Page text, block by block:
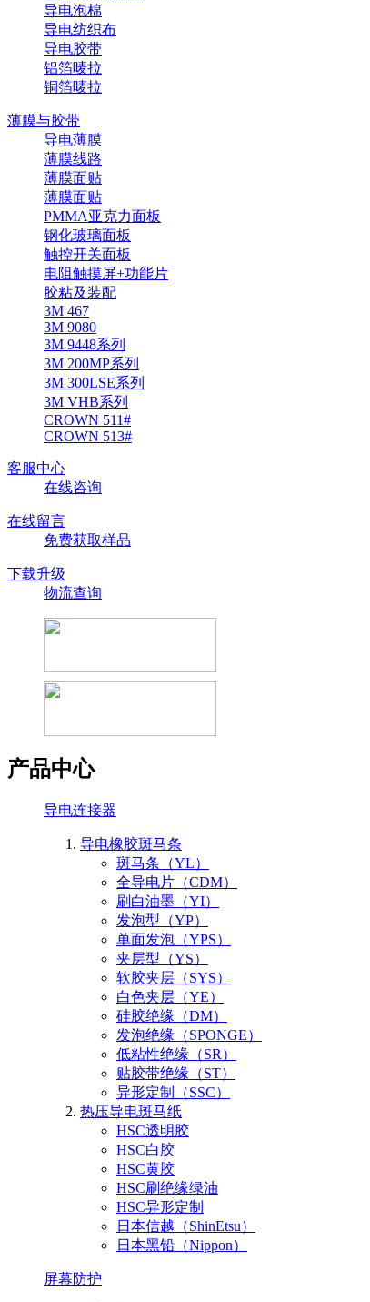
导电泡棉
导电纺织布
导电胶带
铝箔唛拉
铜箔唛拉
薄膜与胶带
导电薄膜
薄膜线路
薄膜面贴
薄膜面贴
PMMA亚克力面板
钢化玻璃面板
触控开关面板
电阻触摸屏+功能片
胶粘及装配
3M 467
3M 9080
3M 9448系列
3M 200MP系列
3M 300LSE系列
3M VHB系列
CROWN 511#
CROWN 513#
客服中心
在线咨询
在线留言
免费获取样品
下载升级
物流查询
产品中心
导电连接器
导电橡胶斑马条
斑马条（YL）
全导电片（CDM）
刷白油墨（YI）
发泡型（YP）
单面发泡（YPS）
夹层型（YS）
软胶夹层（SYS）
白色夹层（YE）
硅胶绝缘（DM）
发泡绝缘（SPONGE）
低粘性绝缘（SR）
贴胶带绝缘（ST）
异形定制（SSC）
热压导电斑马纸
HSC透明胶
HSC白胶
HSC黄胶
HSC刷绝缘绿油
HSC异形定制
日本信越（ShinEtsu）
日本黑铅（Nippon）
屏幕防护